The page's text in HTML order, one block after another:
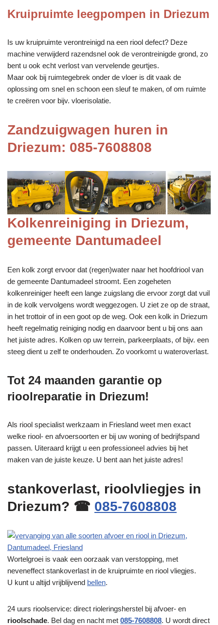
Kruipruimte leegpompen in Driezum
Is uw kruipruimte verontreinigd na een riool defect? Deze
machine verwijderd razendsnel ook de verontreinigde grond, zo
bent u ook echt verlost van vervelende geurtjes.
Maar ook bij ruimtegebrek onder de vloer is dit vaak de
oplossing om snel en schoon een sleuf te maken, of om ruimte
te creëren voor bijv. vloerisolatie.
Zandzuigwagen huren in
Driezum: 085-7608808
Kolkenreiniging in Driezum,
gemeente Dantumadeel
Een kolk zorgt ervoor dat (regen)water naar het hoofdriool van
de gemeente Dantumadeel stroomt. Een zogeheten
kolkenreiniger heeft een lange zuigslang die ervoor zorgt dat vuil
in de kolk vervolgens wordt weggezogen. U ziet ze op de straat,
in het trottoir of in een goot op de weg. Ook een kolk in Driezum
heeft regelmatig reiniging nodig en daarvoor bent u bij ons aan
het juiste adres. Kolken op uw terrein, parkeerplaats, of bijv. een
steeg dient u zelf te onderhouden. Zo voorkomt u wateroverlast.
Tot 24 maanden garantie op
rioolreparatie in Driezum!
Als riool specialist werkzaam in Friesland weet men exact
welke riool- en afvoersoorten er bij uw woning of bedrijfspand
passen. Uiteraard krijgt u een professioneel advies bij het
maken van de juiste keuze. U bent aan het juiste adres!
stankoverlast, rioolvliegjes in
Driezum? ☎ 085-7608808
Wortelgroei is vaak een oorzaak van verstopping, met
neveneffect stankoverlast in de kruipruimte en riool vliegjes.
U kunt u altijd vrijblijvend bellen.
24 uurs rioolservice: direct rioleringsherstel bij afvoer- en
rioolschade. Bel dag en nacht met 085-7608808. U wordt direct